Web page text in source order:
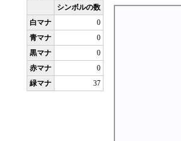
シンボルの数
白マナ
0
青マナ
0
黒マナ
0
赤マナ
0
緑マナ
37